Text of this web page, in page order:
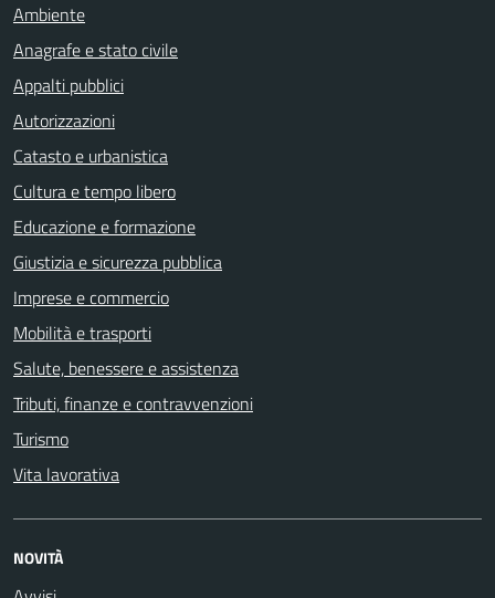
Ambiente
Anagrafe e stato civile
Appalti pubblici
Autorizzazioni
Catasto e urbanistica
Cultura e tempo libero
Educazione e formazione
Giustizia e sicurezza pubblica
Imprese e commercio
Mobilità e trasporti
Salute, benessere e assistenza
Tributi, finanze e contravvenzioni
Turismo
Vita lavorativa
NOVITÀ